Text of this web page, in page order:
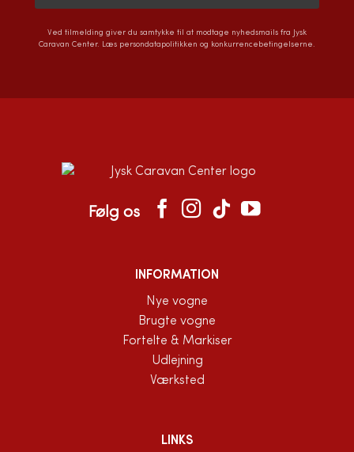
Ved tilmelding giver du samtykke til at modtage nyhedsmails fra Jysk
Caravan Center. Læs persondatapolitikken og konkurrencebetingelserne.
Følg os
INFORMATION
Nye vogne
Brugte vogne
Fortelte & Markiser
Udlejning
Værksted
LINKS